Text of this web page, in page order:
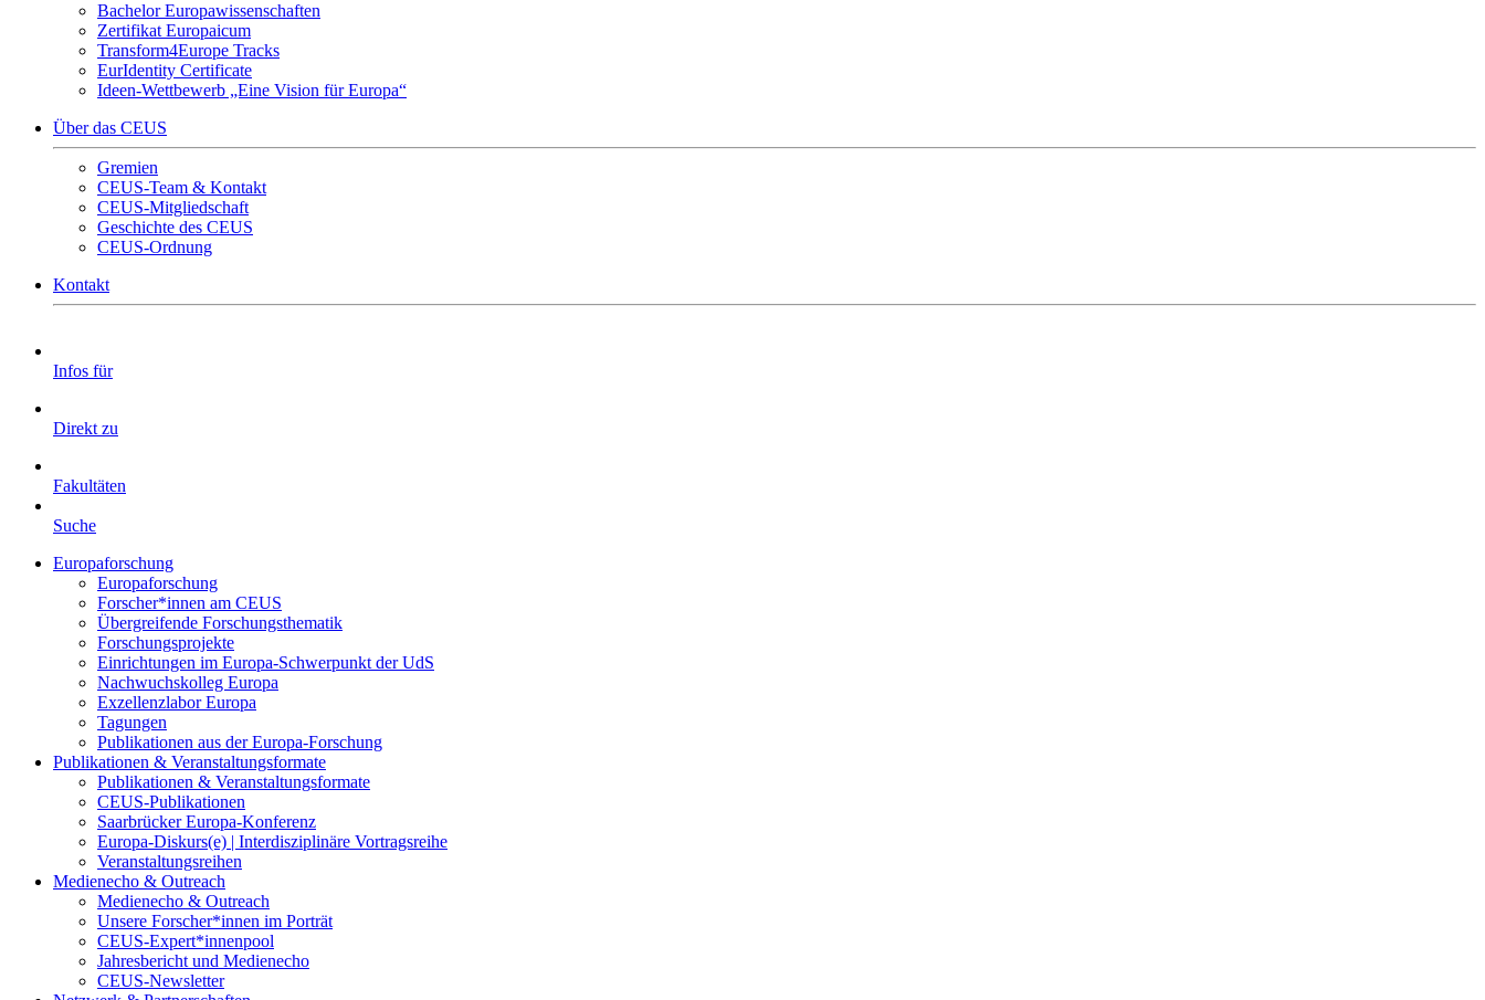
Bachelor Europawissenschaften
Zertifikat Europaicum
Transform4Europe Tracks
EurIdentity Certificate
Ideen-Wettbewerb „Eine Vision für Europa“
Über das CEUS
Gremien
CEUS-Team & Kontakt
CEUS-Mitgliedschaft
Geschichte des CEUS
CEUS-Ordnung
Kontakt
Infos für
Direkt zu
Fakultäten
Suche
Europaforschung
Europaforschung
Forscher*innen am CEUS
Übergreifende Forschungsthematik
Forschungsprojekte
Einrichtungen im Europa-Schwerpunkt der UdS
Nachwuchskolleg Europa
Exzellenzlabor Europa
Tagungen
Publikationen aus der Europa-Forschung
Publikationen & Veranstaltungsformate
Publikationen & Veranstaltungsformate
CEUS-Publikationen
Saarbrücker Europa-Konferenz
Europa-Diskurs(e) | Interdisziplinäre Vortragsreihe
Veranstaltungsreihen
Medienecho & Outreach
Medienecho & Outreach
Unsere Forscher*innen im Porträt
CEUS-Expert*innenpool
Jahresbericht und Medienecho
CEUS-Newsletter